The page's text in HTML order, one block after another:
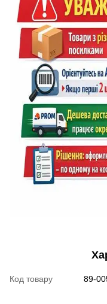
Код товару 89-